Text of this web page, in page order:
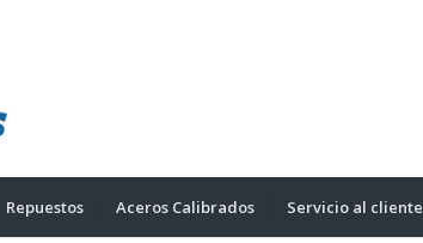
Repuestos Aceros Calibrados Servicio al cliente